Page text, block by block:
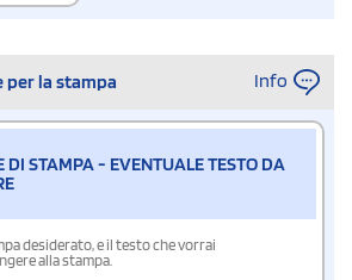
per la stampa Info
DI STAMPA - EVENTUALE TESTO DA
desiderato, e il testo che vorrai
alla stampa.